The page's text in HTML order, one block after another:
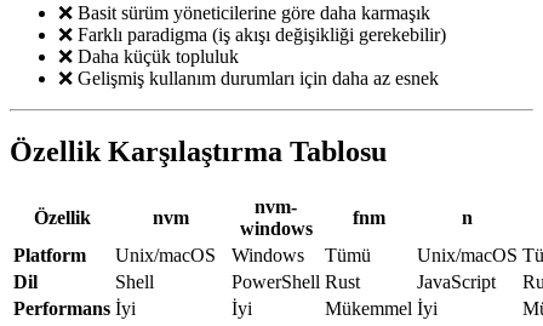
❌ Basit sürüm yöneticilerine göre daha karmaşık
❌ Farklı paradigma (iş akışı değişikliği gerekebilir)
❌ Daha küçük topluluk
❌ Gelişmiş kullanım durumları için daha az esnek
Özellik Karşılaştırma Tablosu
Özellik nvm
nvm-
windows
fnm
n
Platform
Unix/macOS Windows Tümü Unix/macOS
Dil
Shell PowerShell Rust JavaScript
Performans İyi İyi Mükemmel İyi